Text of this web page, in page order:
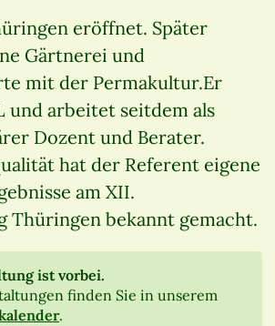
eröffnet. Später
Gärtnerei und
mit der Permakultur.Er
und arbeitet seitdem als
Dozent und Berater.
hat der Referent eigene
am XII.
Thüringen bekannt gemacht.
ist vorbei.
finden Sie in unserem
.